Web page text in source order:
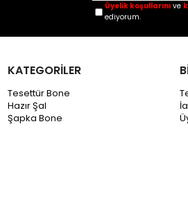
Üyelik koşullarını ve
ediyorum.
KATEGORİLER
Tesettür Bone
Hazır Şal
Şapka Bone